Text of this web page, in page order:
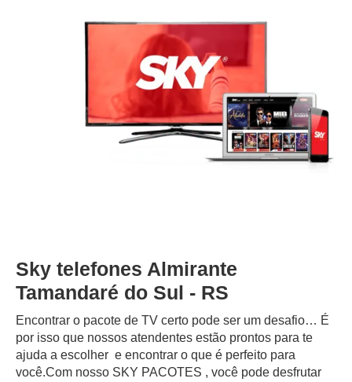
Sky telefones Almirante
Tamandaré do Sul - RS
Encontrar o pacote de TV certo pode ser um desafio… É
por isso que nossos atendentes estão prontos para te
ajuda a escolher e encontrar o que é perfeito para
você.Com nosso SKY PACOTES , você pode desfrutar